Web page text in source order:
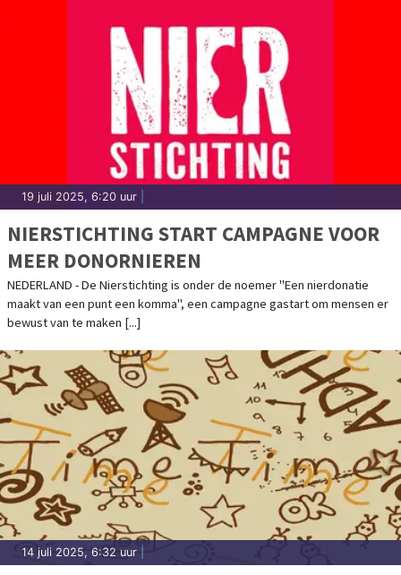
19 juli 2025, 6:20 uur
NIERSTICHTING START CAMPAGNE VOOR
MEER DONORNIEREN
NEDERLAND - De Nierstichting is onder de noemer "Een nierdonatie
maakt van een punt een komma", een campagne gastart om mensen er
bewust van te maken [...]
14 juli 2025, 6:32 uur